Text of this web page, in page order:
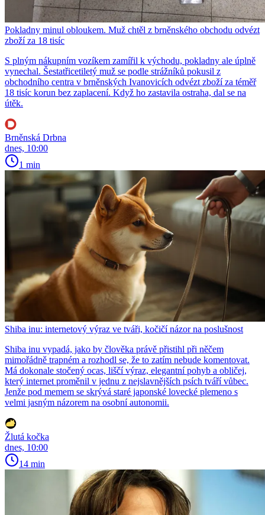
Pokladny minul obloukem. Muž chtěl z brněnského obchodu odvézt
zboží za 18 tisíc
S plným nákupním vozíkem zamířil k východu, pokladny ale úplně
vynechal. Šestatřicetiletý muž se podle strážníků pokusil z
obchodního centra v brněnských Ivanovicích odvézt zboží za téměř
18 tisíc korun bez zaplacení. Když ho zastavila ostraha, dal se na
útěk.
Brněnská Drbna
dnes, 10:00
1 min
Shiba inu: internetový výraz ve tváři, kočičí názor na poslušnost
Shiba inu vypadá, jako by člověka právě přistihl při něčem
mimořádně trapném a rozhodl se, že to zatím nebude komentovat.
Má dokonale stočený ocas, liščí výraz, elegantní pohyb a obličej,
který internet proměnil v jednu z nejslavnějších psích tváří vůbec.
Jenže pod memem se skrývá staré japonské lovecké plemeno s
velmi jasným názorem na osobní autonomii.
Žlutá kočka
dnes, 10:00
14 min